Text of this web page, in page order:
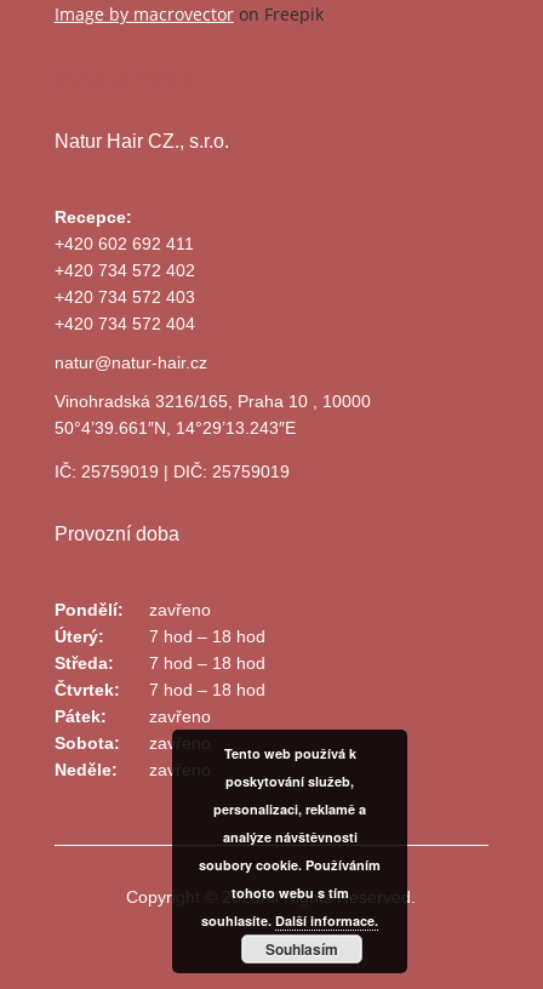
Image by macrovectoron Freepik
Natur Hair CZ., s.r.o.
Recepce:
+420 602 692 411
+420 734 572 402
+420 734 572 403
+420 734 572 404
natur@natur-hair.cz
Vinohradská 3216/165, Praha 10 , 10000
50°4’39.661″N, 14°29’13.243″E
IČ: 25759019 | DIČ: 25759019
Provozní doba
Pondělí:
zavřeno
Úterý:
7 hod – 18 hod
Středa:
7 hod – 18 hod
Čtvrtek:
7 hod – 18 hod
Pátek:
zavřeno
Sobota:
zavřeno
Neděle:
zavřeno
Copyright © 2026All Rights Reserved.
Tento web používá k
poskytování služeb,
personalizaci, reklamě a
analýze návštěvnosti
soubory cookie. Používáním
tohoto webu s tím
souhlasíte. Další informace.
Souhlasím